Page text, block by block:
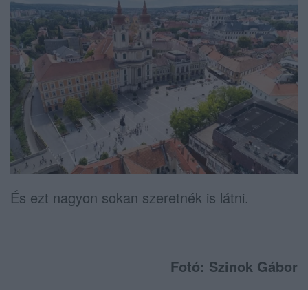
És ezt nagyon sokan szeretnék is látni.
Fotó: Szinok Gábor